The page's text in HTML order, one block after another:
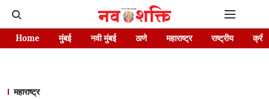
Home मुंबई नवी मुंबई ठाणे महाराष्ट्र राष्ट्रीय
महाराष्ट्र